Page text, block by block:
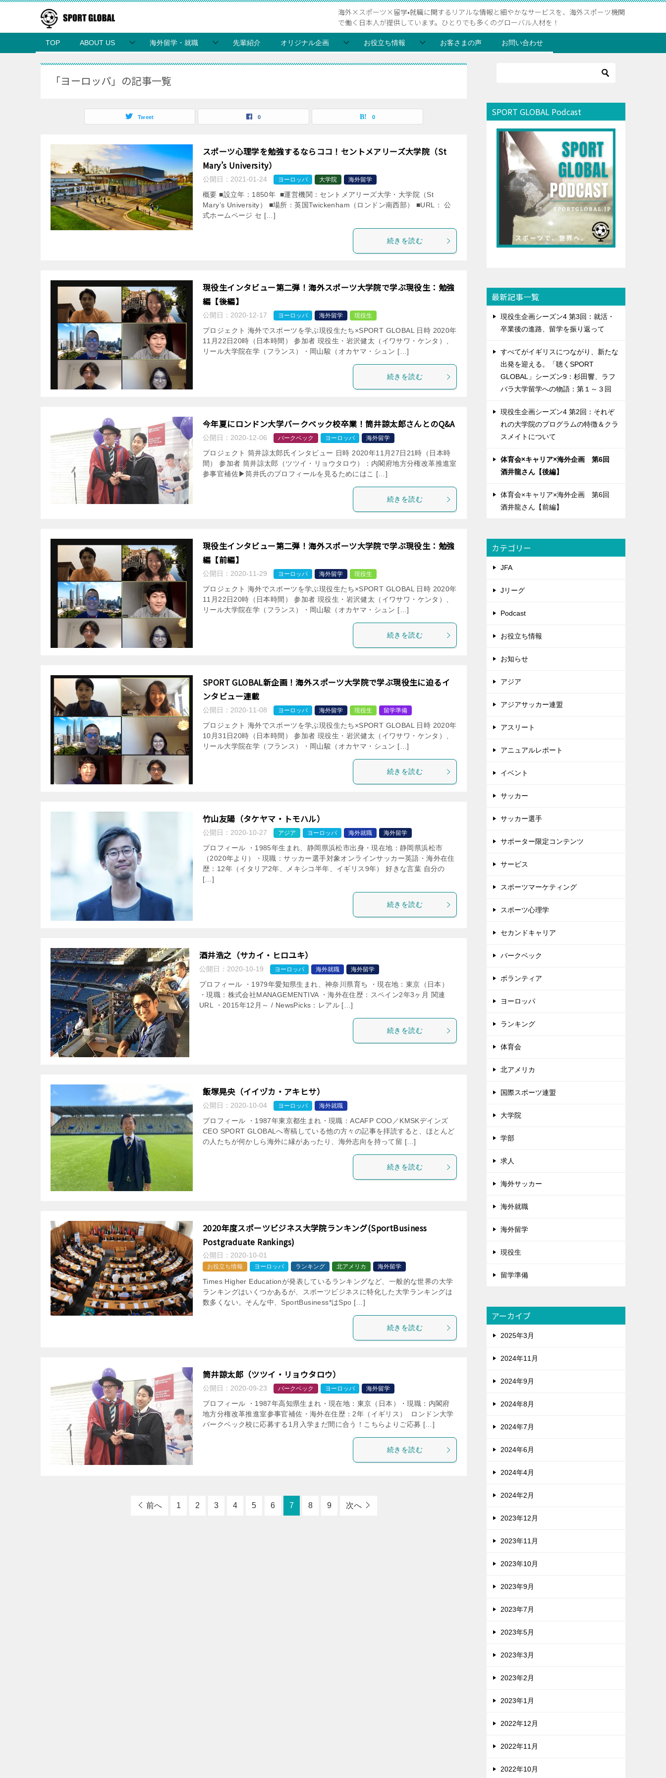
海外×スポーツ×留学•就職に関するリアルな情報と細やかなサービスを、海外スポーツ機関
で働く日本人が提供しています。ひとりでも多くのグローバル人材を！
TOP ABOUT US 海外留学・就職 先輩紹介 オリジナル企画 お役立ち情報 お客さまの声 お問い合わせ
「ヨーロッパ」の記事一覧
Tweet 0 0
スポーツ心理学を勉強するならココ！セントメアリーズ大学院（St
Mary’s University）
公開日： 2021-01-24 ヨーロッパ 大学院 海外留学
概要 ■設立年：1850年 ■運営機関：セントメアリーズ大学・大学院（St
Mary’s University） ■場所：英国Twickenham（ロンドン南西部） ■URL： 公
式ホームページ セ […]
続きを読む
現役生インタビュー第二弾！海外スポーツ大学院で学ぶ現役生：勉強
編【後編】
公開日： 2020-12-17 ヨーロッパ 海外留学 現役生
プロジェクト 海外でスポーツを学ぶ現役生たち×SPORT GLOBAL 日時 2020年
11月22日20時（日本時間） 参加者 現役生・岩沢健太（イワサワ・ケンタ）、
リール大学院在学（フランス）・岡山駿（オカヤマ・シュン […]
続きを読む
今年夏にロンドン大学バークベック校卒業！筒井諒太郎さんとのQ&A
公開日： 2020-12-06 バークベック ヨーロッパ 海外留学
プロジェクト 筒井諒太郎氏インタビュー 日時 2020年11月27日21時（日本時
間） 参加者 筒井諒太郎（ツツイ・リョウタロウ）：内閣府地方分権改革推進室
参事官補佐▶︎筒井氏のプロフィールを見るためにはこ […]
続きを読む
現役生インタビュー第二弾！海外スポーツ大学院で学ぶ現役生：勉強
編【前編】
公開日： 2020-11-29 ヨーロッパ 海外留学 現役生
プロジェクト 海外でスポーツを学ぶ現役生たち×SPORT GLOBAL 日時 2020年
11月22日20時（日本時間） 参加者 現役生・岩沢健太（イワサワ・ケンタ）、
リール大学院在学（フランス）・岡山駿（オカヤマ・シュン […]
続きを読む
SPORT GLOBAL新企画！海外スポーツ大学院で学ぶ現役生に迫るイ
ンタビュー連載
公開日： 2020-11-08 ヨーロッパ 海外留学 現役生 留学準備
プロジェクト 海外でスポーツを学ぶ現役生たち×SPORT GLOBAL 日時 2020年
10月31日20時（日本時間） 参加者 現役生・岩沢健太（イワサワ・ケンタ）、
リール大学院在学（フランス）・岡山駿（オカヤマ・シュン […]
続きを読む
竹山友陽（タケヤマ・トモハル）
公開日： 2020-10-27 アジア ヨーロッパ 海外就職 海外留学
プロフィール ・1985年生まれ、静岡県浜松市出身・現在地：静岡県浜松市
（2020年より）・現職：サッカー選手対象オンラインサッカー英語・海外在住
歴：12年（イタリア2年、メキシコ半年、イギリス9年） 好きな言葉 自分の
[…]
続きを読む
酒井浩之（サカイ・ヒロユキ）
公開日： 2020-10-19 ヨーロッパ 海外就職 海外留学
プロフィール ・1979年愛知県生まれ、神奈川県育ち ・現在地：東京（日本）
・現職：株式会社MANAGEMENTIVA ・海外在住歴：スペイン2年3ヶ月 関連
URL ・2015年12月～ / NewsPicks：レアル […]
続きを読む
飯塚晃央（イイヅカ・アキヒサ）
公開日： 2020-10-04 ヨーロッパ 海外就職
プロフィール ・1987年東京都生まれ・現職：ACAFP COO／KMSKデインズ
CEO SPORT GLOBALへ寄稿している他の方々の記事を拝読すると、ほとんど
の人たちが何かしら海外に縁があったり、海外志向を持って留 […]
続きを読む
2020年度スポーツビジネス大学院ランキング(SportBusiness
Postgraduate Rankings)
公開日： 2020-10-01
お役立ち情報 ヨーロッパ ランキング 北アメリカ 海外留学
Times Higher Educationが発表しているランキングなど、一般的な世界の大学
ランキングはいくつかあるが、スポーツビジネスに特化した大学ランキングは
数多くない。そんな中、SportBusiness*はSpo […]
続きを読む
筒井諒太郎（ツツイ・リョウタロウ）
公開日： 2020-09-23 バークベック ヨーロッパ 海外留学
プロフィール ・1987年高知県生まれ・現在地：東京（日本）・現職：内閣府
地方分権改革推進室参事官補佐・海外在住歴：2年（イギリス） ロンドン大学
バークベック校に応募する1月入学まだ間に合う！こちらよりご応募 […]
続きを読む
前へ 1 2 3 4 5 6 7 8 9 次へ
SPORT GLOBAL Podcast
最新記事一覧
現役生企画シーズン4 第3回：就活・
卒業後の進路、留学を振り返って
すべてがイギリスにつながり、新たな
出発を迎える。「聴くSPORT
GLOBAL」シーズン9：杉田響、ラフ
バラ大学留学への物語：第１～３回
現役生企画シーズン4 第2回：それぞ
れの大学院のプログラムの特徴＆クラ
スメイトについて
体育会×キャリア×海外企画 第6回
酒井龍さん【後編】
体育会×キャリア×海外企画 第6回
酒井龍さん【前編】
カテゴリー
JFA
Jリーグ
Podcast
お役立ち情報
お知らせ
アジア
アジアサッカー連盟
アスリート
アニュアルレポート
イベント
サッカー
サッカー選手
サポーター限定コンテンツ
サービス
スポーツマーケティング
スポーツ心理学
セカンドキャリア
バークベック
ボランティア
ヨーロッパ
ランキング
体育会
北アメリカ
国際スポーツ連盟
大学院
学部
求人
海外サッカー
海外就職
海外留学
現役生
留学準備
アーカイブ
2025年3月
2024年11月
2024年9月
2024年8月
2024年7月
2024年6月
2024年4月
2024年2月
2023年12月
2023年11月
2023年10月
2023年9月
2023年7月
2023年5月
2023年3月
2023年2月
2023年1月
2022年12月
2022年11月
2022年10月